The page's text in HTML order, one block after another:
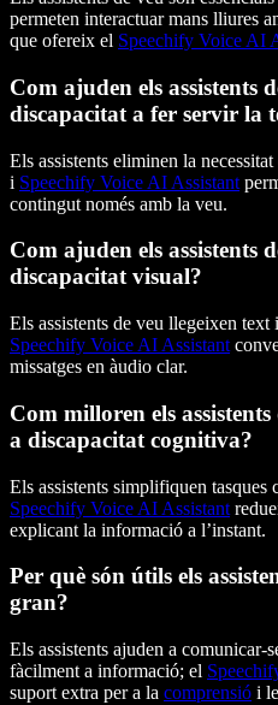
permeten interactuar mans lliures
que ofereix el Speechify Voice AI
Com ajuden els assistents
discapacitat a fer servir la
Els assistents eliminen la
i Speechify Voice AI Assistant
contingut només amb la veu.
Com ajuden els assistents
discapacitat visual?
Els assistents de veu llegeixen text
Speechify Voice AI Assistant
missatges en àudio clar.
Com milloren els
a discapacitat cognitiva?
Els assistents simplifiquen tasques
Speechify Voice AI Assistant
explicant la informació a l’instant.
Per què són útils els
gran?
Els assistents ajuden a comunicar-
fàcilment a informació; el
suport extra per a la comprensió i